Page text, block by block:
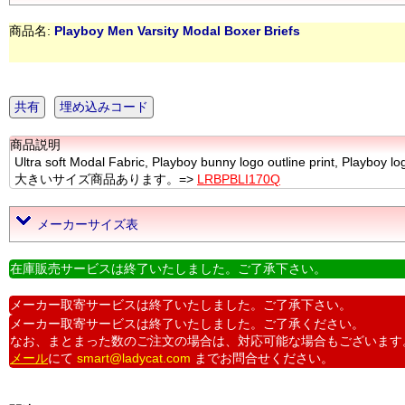
商品名: Playboy Men Varsity Modal Boxer Briefs
共有 埋め込みコード
商品説明
Ultra soft Modal Fabric, Playboy bunny logo outline print, Playboy
大きいサイズ商品あります。=> LRBPBLI170Q
メーカーサイズ表
在庫販売サービスは終了いたしました。ご了承下さい。
メーカー取寄サービスは終了いたしました。ご了承下さい。
メーカー取寄サービスは終了いたしました。ご了承ください。
なお、まとまった数のご注文の場合は、対応可能な場合もございます
メールにて smart@ladycat.com までお問合せください。